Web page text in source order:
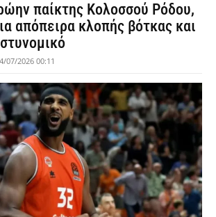
παίκτης Κολοσσού Ρόδου,
απόπειρα κλοπής βότκας και
07/2026 00:11